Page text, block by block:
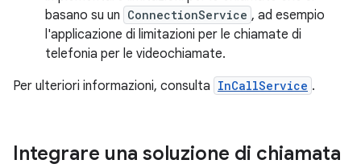
basano su un ConnectionService , ad esempio
l'applicazione di limitazioni per le chiamate di
telefonia per le videochiamate.
Per ulteriori informazioni, consulta InCallService .
Integrare una soluzione di chiamata